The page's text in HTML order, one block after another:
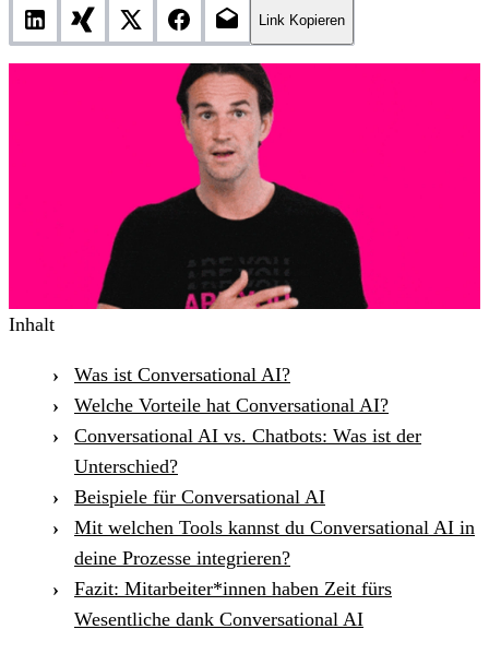
Link Kopieren
Inhalt
Was ist Conversational AI?
Welche Vorteile hat Conversational AI?
Conversational AI vs. Chatbots: Was ist der
Unterschied?
Beispiele für Conversational AI
Mit welchen Tools kannst du Conversational AI in
deine Prozesse integrieren?
Fazit: Mitarbeiter*innen haben Zeit fürs
Wesentliche dank Conversational AI